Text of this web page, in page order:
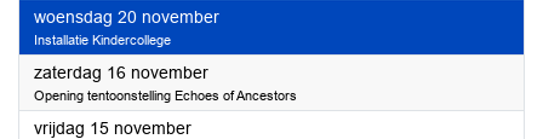
woensdag 20 november2024
Installatie Kindercollege
zaterdag 16 november2024
Opening tentoonstelling Echoes of Ancestors
vrijdag 15 november2024